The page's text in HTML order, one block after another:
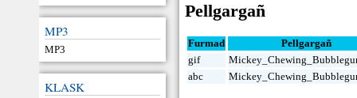
MP3
MP3
KLASK
Pellgargañ
Furmad
Pellgargañ
gif
abc